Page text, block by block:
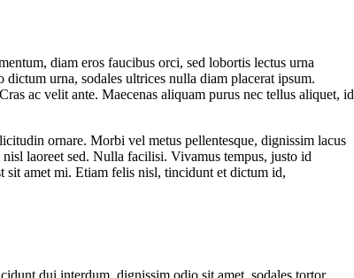
diam eros faucibus orci, sed lobortis lectus urna
urna, sodales ultrices nulla diam placerat ipsum.
ac velit ante. Maecenas aliquam purus nec tellus aliquet, id
ornare. Morbi vel metus pellentesque, dignissim lacus
laoreet sed. Nulla facilisi. Vivamus tempus, justo id
sit amet mi. Etiam felis nisl, tincidunt et dictum id,
dui interdum, dignissim odio sit amet, sodales tortor.